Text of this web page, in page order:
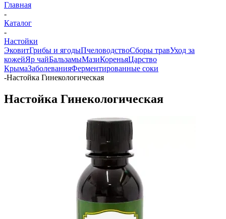
Главная
-
Каталог
-
Настойки
ЭковитГрибы и ягодыПчеловодствоСборы травУход за
кожейЯр чайБальзамыМазиКореньяЦарство
КрымаЗаболеванияФерментированные соки
-Настойка Гинекологическая
Настойка Гинекологическая